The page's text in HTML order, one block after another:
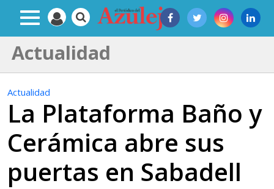
Actualidad
Actualidad
La Plataforma Baño y
Cerámica abre sus
puertas en Sabadell